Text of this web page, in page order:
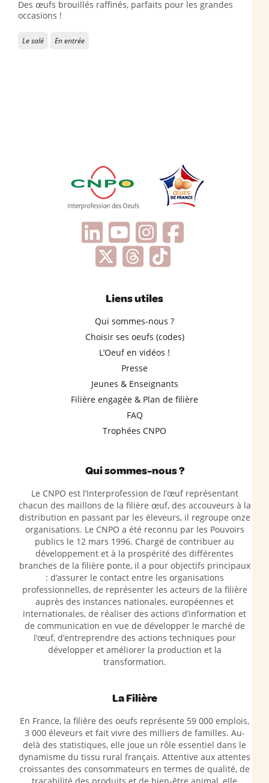
Des œufs brouillés raffinés, parfaits pour les grandes
occasions !
Le salé En entrée
Liens utiles
Qui sommes-nous ?
Choisir ses oeufs (codes)
L’Oeuf en vidéos !
Presse
Jeunes & Enseignants
Filière engagée & Plan de filière
FAQ
Trophées CNPO
Qui sommes-nous ?
Le CNPO est l’Interprofession de l’œuf représentant
chacun des maillons de la filière œuf, des accouveurs à la
distribution en passant par les éleveurs, il regroupe onze
organisations. Le CNPO a été reconnu par les Pouvoirs
publics le 12 mars 1996. Chargé de contribuer au
développement et à la prospérité des différentes
branches de la filière ponte, il a pour objectifs principaux
: d’assurer le contact entre les organisations
professionnelles, de représenter les acteurs de la filière
auprès des instances nationales, européennes et
internationales, de réaliser des actions d’information et
de communication en vue de développer le marché de
l’œuf, d’entreprendre des actions techniques pour
développer et améliorer la production et la
transformation.
La Filière
En France, la filière des oeufs représente 59 000 emplois,
3 000 éleveurs et fait vivre des milliers de familles. Au-
delà des statistiques, elle joue un rôle essentiel dans le
dynamisme du tissu rural français. Attentive aux attentes
croissantes des consommateurs en termes de qualité, de